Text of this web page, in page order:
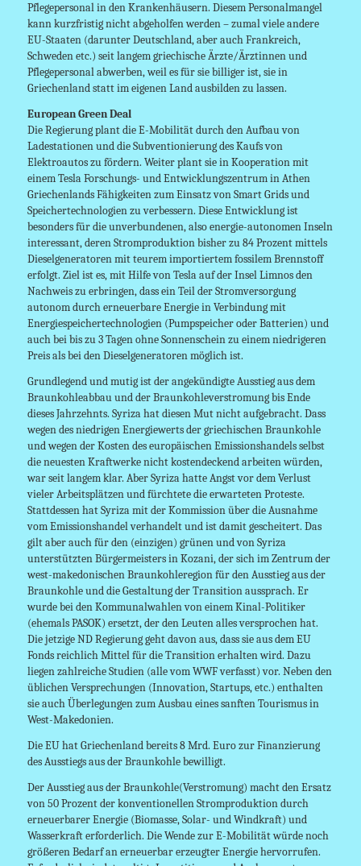
Pflegepersonal in den Krankenhäusern. Diesem Personalmangel
kann kurzfristig nicht abgeholfen werden – zumal viele andere
EU-Staaten (darunter Deutschland, aber auch Frankreich,
Schweden etc.) seit langem griechische Ärzte/Ärztinnen und
Pflegepersonal abwerben, weil es für sie billiger ist, sie in
Griechenland statt im eigenen Land ausbilden zu lassen.
European Green Deal
Die Regierung plant die E-Mobilität durch den Aufbau von
Ladestationen und die Subventionierung des Kaufs von
Elektroautos zu fördern. Weiter plant sie in Kooperation mit
einem Tesla Forschungs- und Entwicklungszentrum in Athen
Griechenlands Fähigkeiten zum Einsatz von Smart Grids und
Speichertechnologien zu verbessern. Diese Entwicklung ist
besonders für die unverbundenen, also energie-autonomen Inseln
interessant, deren Stromproduktion bisher zu 84 Prozent mittels
Dieselgeneratoren mit teurem importiertem fossilem Brennstoff
erfolgt. Ziel ist es, mit Hilfe von Tesla auf der Insel Limnos den
Nachweis zu erbringen, dass ein Teil der Stromversorgung
autonom durch erneuerbare Energie in Verbindung mit
Energiespeichertechnologien (Pumpspeicher oder Batterien) und
auch bei bis zu 3 Tagen ohne Sonnenschein zu einem niedrigeren
Preis als bei den Dieselgeneratoren möglich ist.
Grundlegend und mutig ist der angekündigte Ausstieg aus dem
Braunkohleabbau und der Braunkohleverstromung bis Ende
dieses Jahrzehnts. Syriza hat diesen Mut nicht aufgebracht. Dass
wegen des niedrigen Energiewerts der griechischen Braunkohle
und wegen der Kosten des europäischen Emissionshandels selbst
die neuesten Kraftwerke nicht kostendeckend arbeiten würden,
war seit langem klar. Aber Syriza hatte Angst vor dem Verlust
vieler Arbeitsplätzen und fürchtete die erwarteten Proteste.
Stattdessen hat Syriza mit der Kommission über die Ausnahme
vom Emissionshandel verhandelt und ist damit gescheitert. Das
gilt aber auch für den (einzigen) grünen und von Syriza
unterstützten Bürgermeisters in Kozani, der sich im Zentrum der
west-makedonischen Braunkohleregion für den Ausstieg aus der
Braunkohle und die Gestaltung der Transition aussprach. Er
wurde bei den Kommunalwahlen von einem Kinal-Politiker
(ehemals PASOK) ersetzt, der den Leuten alles versprochen hat.
Die jetzige ND Regierung geht davon aus, dass sie aus dem EU
Fonds reichlich Mittel für die Transition erhalten wird. Dazu
liegen zahlreiche Studien (alle vom WWF verfasst) vor. Neben den
üblichen Versprechungen (Innovation, Startups, etc.) enthalten
sie auch Überlegungen zum Ausbau eines sanften Tourismus in
West-Makedonien.
Die EU hat Griechenland bereits 8 Mrd. Euro zur Finanzierung
des Ausstiegs aus der Braunkohle bewilligt.
Der Ausstieg aus der Braunkohle(Verstromung) macht den Ersatz
von 50 Prozent der konventionellen Stromproduktion durch
erneuerbarer Energie (Biomasse, Solar- und Windkraft) und
Wasserkraft erforderlich. Die Wende zur E-Mobilität würde noch
größeren Bedarf an erneuerbar erzeugter Energie hervorrufen.